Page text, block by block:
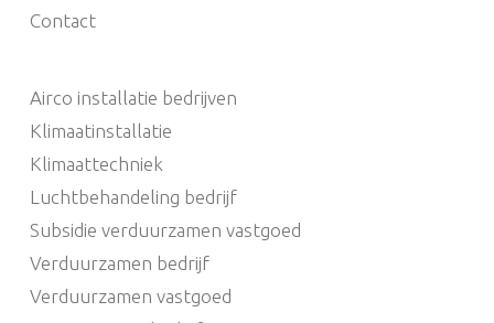
Contact
Airco installatie bedrijven
Klimaatinstallatie
Klimaattechniek
Luchtbehandeling bedrijf
Subsidie verduurzamen vastgoed
Verduurzamen bedrijf
Verduurzamen vastgoed